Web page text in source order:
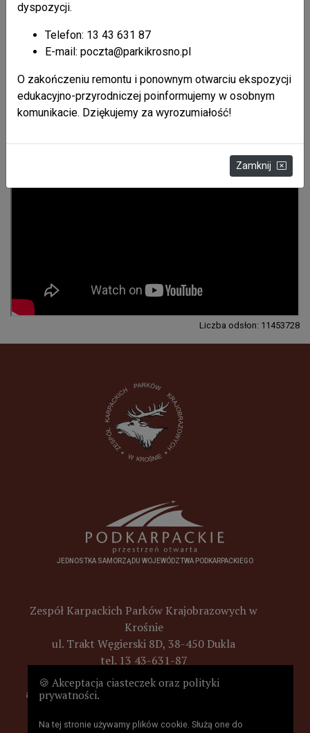
Liczba odsłon: 11467135
Liczba odsłon: 11453728
JEDNOSTKA SAMORZĄDU WOJEWÓDZTWA PODKARPACKIEGO
Zespół Karpackich Parków Krajobrazowych w
Krośnie
ul. Trakt Węgierski 8D, 38-450 Dukla
tel. 13 43-631-87
e-mail :
poczta@parkikrosno.pl
adres skrytki ePUAP Zespoł Karpackich Parków
(ZKPKKrosno/SkrytkaESP)
dyspozycji.
Telefon: 13 43 631 87
E-mail: poczta@parkikrosno.pl
O zakończeniu remontu i ponownym otwarciu ekspozycji
edukacyjno-przyrodniczej poinformujemy w osobnym
komunikacie. Dziękujemy za wyrozumiałość!
Zamknij
🍪 Akceptacja ciasteczek oraz polityki
prywatności.
Na tej stronie używamy plików cookie. Służą one do